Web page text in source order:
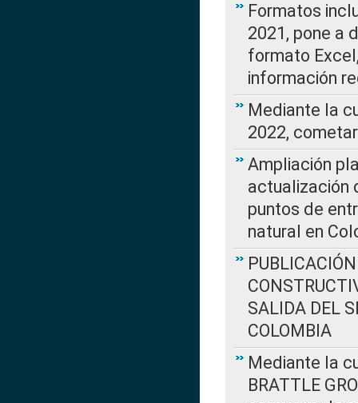
Formatos
2021, pone a
formato
información
Mediante la
2022,
Ampliación
actualización
puntos de
natural en
SALIDA DEL
COLOMBIA
Mediante la
BRATTLE